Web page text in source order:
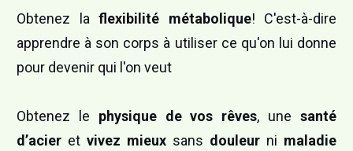
Obtenez la flexibilité métabolique! C'est-à-dire
apprendre à son corps à utiliser ce qu'on lui donne
pour devenir qui l'on veut
Obtenez le physique de vos rêves, unesanté
d’acier et vivez mieux sans douleur ni maladie